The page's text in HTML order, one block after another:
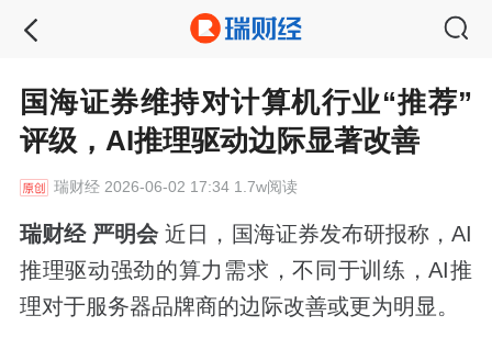
国海证券维持对计算机行业“推荐”
评级，AI推理驱动边际显著改善
瑞财经2026-06-02 17:34 1.7w阅读
瑞财经 严明会近日，国海证券发布研报称，AI
推理驱动强劲的算力需求，不同于训练，AI推
理对于服务器品牌商的边际改善或更为明显。